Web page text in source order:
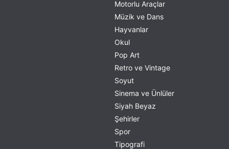
Motorlu Araçlar
Müzik ve Dans
Hayvanlar
Okul
Pop Art
Retro ve Vintage
Soyut
Sinema ve Ünlüler
Siyah Beyaz
Şehirler
Spor
Tipografi